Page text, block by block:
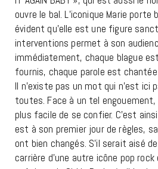
ouvre le bal. L’iconique Marie
évident qu’elle est une figure
interventions permet à son
immédiatement, chaque blague
fournis, chaque parole est
Il n’existe pas un mot qui n’est ici
toutes. Face à un tel
plus facile de se confier. C’est ainsi
est à son premier jour de règles,
ont bien changés. S’il serait aisé
carrière d’une autre icône pop